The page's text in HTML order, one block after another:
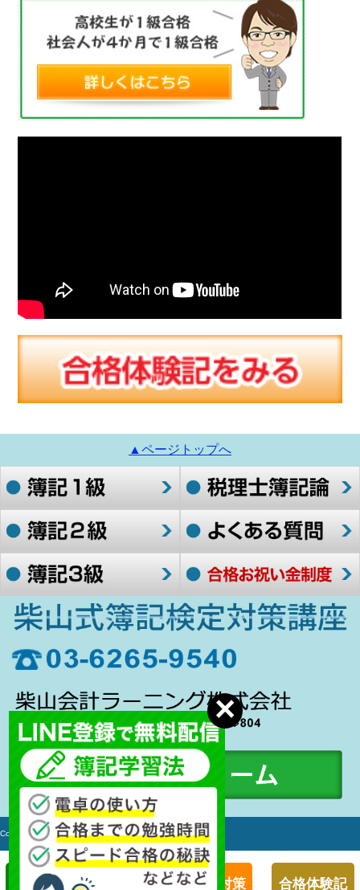
▲ページトップへ
簿記１級対策 簿記２級対策 合格体験記
Copyright c 2006-2017 簿記検定対策講座 All rights Reserved.